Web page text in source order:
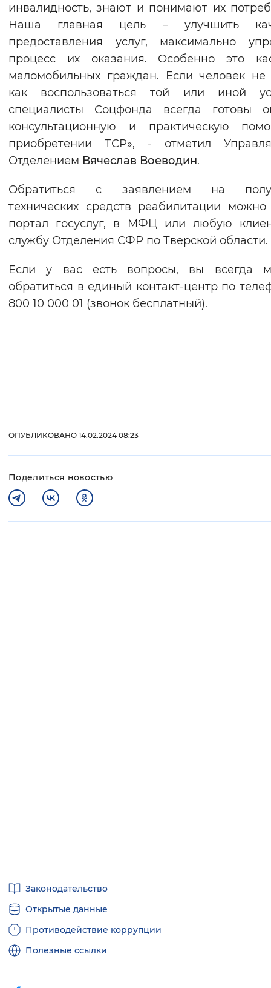
инвалидность, знают и понимают их
Наша главная цель – улучшить
предоставления услуг, максимально
процесс их оказания. Особенно это
маломобильных граждан. Если человек не
как воспользоваться той или иной
специалисты Соцфонда всегда готовы
консультационную и практическую
приобретении ТСР», - отметил
Отделением Вячеслав Воеводин.
Обратиться с заявлением на
технических средств реабилитации можно
портал госуслуг, в МФЦ или любую
службу Отделения СФР по Тверской области.
Если у вас есть вопросы, вы всегда
обратиться в единый контакт-центр по
800 10 000 01 (звонок бесплатный).
ОПУБЛИКОВАНО 14.02.2024 08:23
Поделиться новостью
ссылкиЗаконодательство
Открытые данные
Противодействие коррупции
Полезные ссылки